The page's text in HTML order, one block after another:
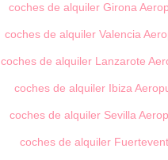
coches de alquiler Girona
coches de alquiler Valencia
coches de alquiler Lanzarote
coches de alquiler Ibiza
coches de alquiler Sevilla
coches de alquiler